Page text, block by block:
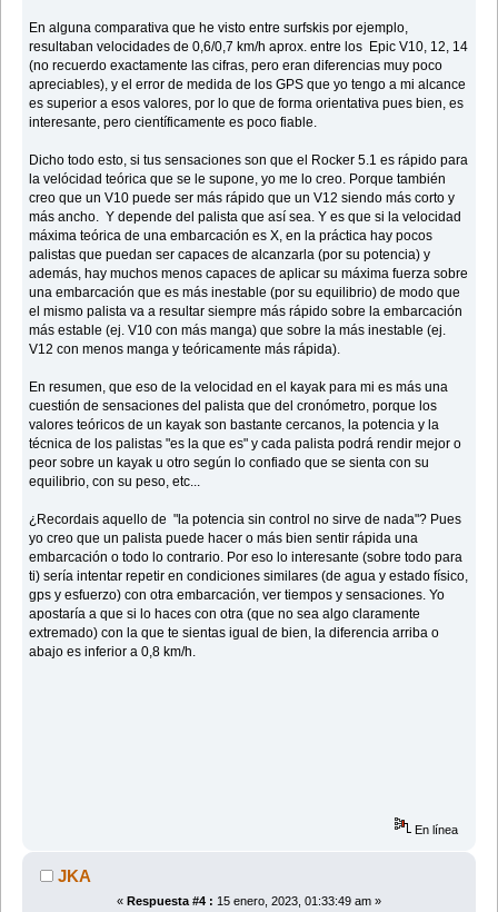
En alguna comparativa que he visto entre surfskis por ejemplo,
resultaban velocidades de 0,6/0,7 km/h aprox. entre los Epic V10, 12, 14
(no recuerdo exactamente las cifras, pero eran diferencias muy poco
apreciables), y el error de medida de los GPS que yo tengo a mi alcance
es superior a esos valores, por lo que de forma orientativa pues bien, es
interesante, pero científicamente es poco fiable.
Dicho todo esto, si tus sensaciones son que el Rocker 5.1 es rápido para
la velócidad teórica que se le supone, yo me lo creo. Porque también
creo que un V10 puede ser más rápido que un V12 siendo más corto y
más ancho. Y depende del palista que así sea. Y es que si la velocidad
máxima teórica de una embarcación es X, en la práctica hay pocos
palistas que puedan ser capaces de alcanzarla (por su potencia) y
además, hay muchos menos capaces de aplicar su máxima fuerza sobre
una embarcación que es más inestable (por su equilibrio) de modo que
el mismo palista va a resultar siempre más rápido sobre la embarcación
más estable (ej. V10 con más manga) que sobre la más inestable (ej.
V12 con menos manga y teóricamente más rápida).
En resumen, que eso de la velocidad en el kayak para mi es más una
cuestión de sensaciones del palista que del cronómetro, porque los
valores teóricos de un kayak son bastante cercanos, la potencia y la
técnica de los palistas "es la que es" y cada palista podrá rendir mejor o
peor sobre un kayak u otro según lo confiado que se sienta con su
equilibrio, con su peso, etc...
¿Recordais aquello de "la potencia sin control no sirve de nada"? Pues
yo creo que un palista puede hacer o más bien sentir rápida una
embarcación o todo lo contrario. Por eso lo interesante (sobre todo para
ti) sería intentar repetir en condiciones similares (de agua y estado físico,
gps y esfuerzo) con otra embarcación, ver tiempos y sensaciones. Yo
apostaría a que si lo haces con otra (que no sea algo claramente
extremado) con la que te sientas igual de bien, la diferencia arriba o
abajo es inferior a 0,8 km/h.
En línea
JKA
« Respuesta #4 : 15 enero, 2023, 01:33:49 am »